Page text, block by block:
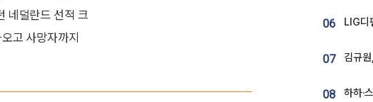
네덜란드 선적 크
고 사망자까지
06
07
08